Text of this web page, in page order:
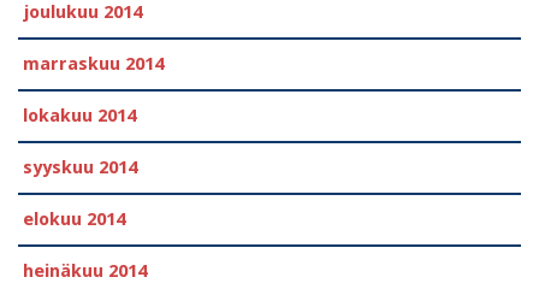
joulukuu 2014
marraskuu 2014
lokakuu 2014
syyskuu 2014
elokuu 2014
heinäkuu 2014